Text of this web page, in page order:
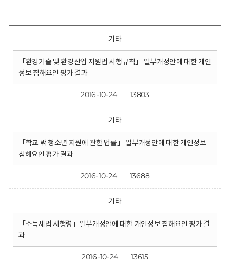
기타
「환경기술 및 환경산업 지원법 시행규칙」 일부개정안에 대한 개인
정보 침해요인 평가 결과
2016-10-24 13803
기타
「학교 밖 청소년 지원에 관한 법률」 일부개정안에 대한 개인정보
침해요인 평가 결과
2016-10-24 13688
기타
「소득세법 시행령」일부개정안에 대한 개인정보 침해요인 평가 결
과
2016-10-24 13615